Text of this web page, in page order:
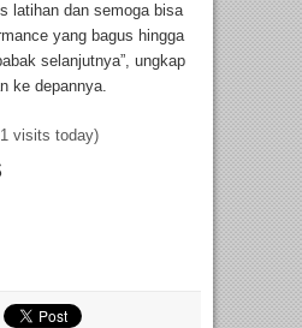
latihan dan semoga bisa
yang bagus hingga
selanjutnya”, ungkap
ke depannya.
visits today)